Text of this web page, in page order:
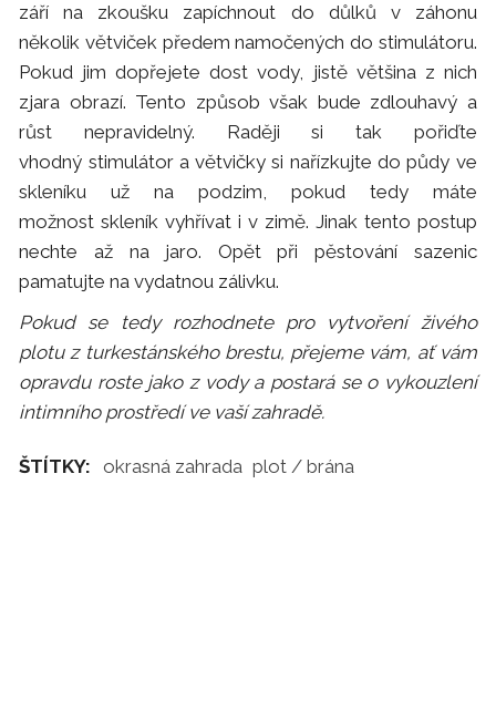
září na zkoušku zapíchnout do důlků v záhonu
několik větviček předem namočených do stimulátoru.
Pokud jim dopřejete dost vody, jistě většina z nich
zjara obrazí. Tento způsob však bude zdlouhavý a
růst nepravidelný. Raději si tak pořiďte
vhodný stimulátor a větvičky si nařízkujte do půdy ve
skleníku už na podzim, pokud tedy máte
možnost skleník vyhřívat i v zimě. Jinak tento postup
nechte až na jaro. Opět při pěstování sazenic
pamatujte na vydatnou zálivku.
Pokud se tedy rozhodnete pro vytvoření živého
plotu z turkestánského brestu, přejeme vám, ať vám
opravdu roste jako z vody a postará se o vykouzlení
intimního prostředí ve vaší zahradě.
ŠTÍTKY: okrasná zahrada plot / brána